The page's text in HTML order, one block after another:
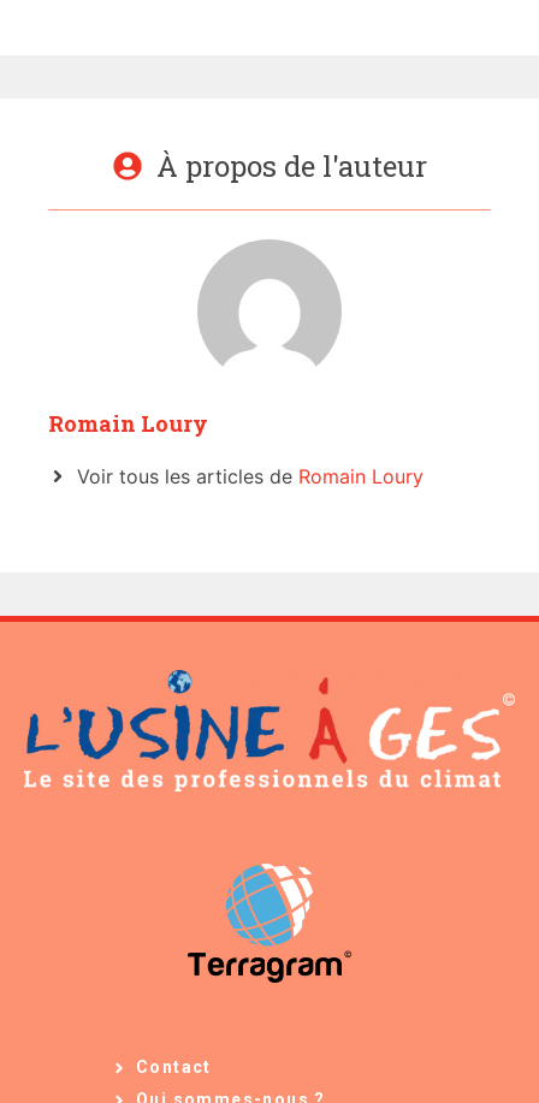
À propos de l'auteur
Romain Loury
Voir tous les articles de Romain Loury
Contact